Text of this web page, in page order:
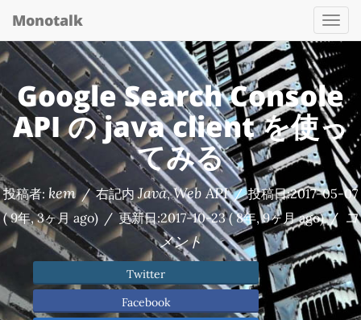
Monotalk
Google Search Console
API の java client を使っ
てみる
投稿者: kem / 右記内Java,Web API / 投稿日:2017-05-07
( 9年, 3ヶ月 ago) / 更新日:2017-10-23( 8年, 9ヶ月 ago) / コ
メント
Twitter
Facebook